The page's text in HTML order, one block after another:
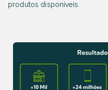
produtos disponíveis.